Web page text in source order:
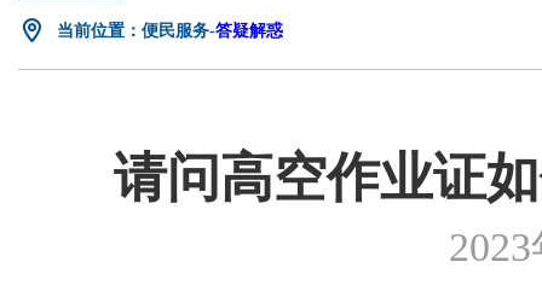
当前位置：便民服务-答疑解惑
请问高空作业证